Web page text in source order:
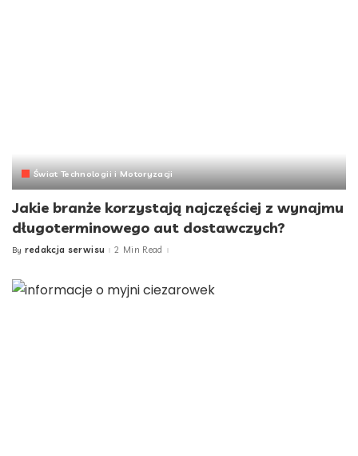
Świat Technologii i Motoryzacji
Jakie branże korzystają najczęściej z wynajmu
długoterminowego aut dostawczych?
Posted
By redakcja serwisu 2 Min Read